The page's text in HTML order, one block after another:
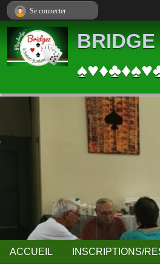
ACCUEIL INSCRIPTIONS/
Se connecter
Panneau de gestion des cookies